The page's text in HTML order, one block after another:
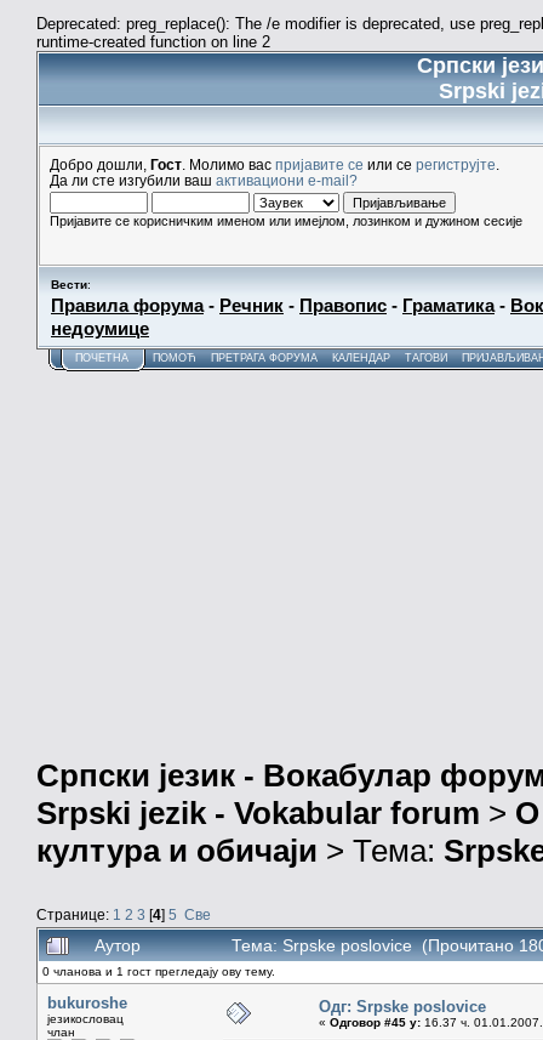
Deprecated: preg_replace(): The /e modifier is deprecated, use
runtime-created function on line 2
Српски
Srpski
Добро дошли, Гост . Молимо вас пријавите се или се региструјте
Да ли сте изгубили ваш активациони e-mail?
Пријавите се корисничким именом или имејлом, лозинком и дужином сесије
Вести:
Правила форума- Речник - Правопис - Граматика-
недоумице
ПОЧЕТНА ПОМОЋ ПРЕТРАГА ФОРУМА КАЛЕНДАР ТАГОВИ
Српски језик - Вокабулар
Srpski jezik - Vokabular forum > О
култура и обичаји > Тема:
Странице: 1 2 3 [4] 5 Све
Аутор Тема: Srpske poslovice (Прочитано
0 чланова и 1 гост прегледају ову тему.
bukuroshe
језикословац
члан
Одг: Srpske poslovice
« Одговор #45 у: 16.37 ч.